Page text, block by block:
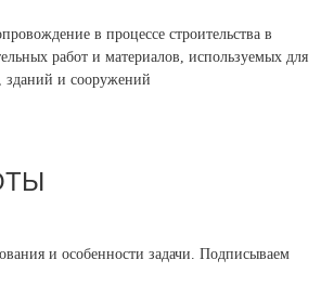
в процессе строительства в
работ и материалов, используемых для
зданий и сооружений
и особенности задачи. Подписываем